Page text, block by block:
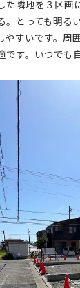
た隣地を３区画
。とっても明る
やすいです。周
す。いつでも